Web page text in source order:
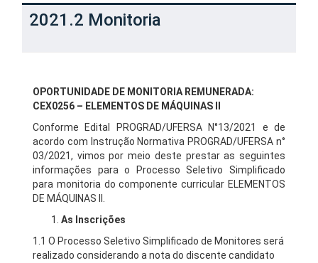
2021.2 Monitoria
OPORTUNIDADE DE MONITORIA REMUNERADA:
CEX0256 – ELEMENTOS DE MÁQUINAS II
Conforme Edital PROGRAD/UFERSA N°13/2021 e de
acordo com Instrução Normativa PROGRAD/UFERSA n°
03/2021, vimos por meio deste prestar as seguintes
informações para o Processo Seletivo Simplificado
para monitoria do componente curricular ELEMENTOS
DE MÁQUINAS II.
As Inscrições
1.1 O Processo Seletivo Simplificado de Monitores será
realizado considerando a nota do discente candidato